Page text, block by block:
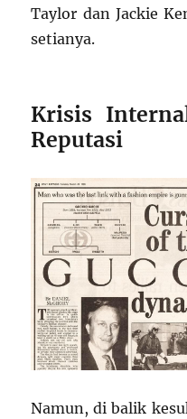
Taylor dan Jackie
setianya.
Krisis
Reputasi
Namun, di balik